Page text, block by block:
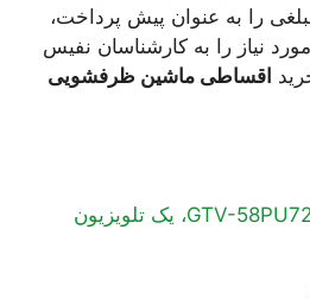
را به عنوان پیش پرداخت،
نیاز را به کارشناسان نفیس
اقساطی ماشین ظرفشویی
جی پلاس مدل GTV-58PU724S، یک تلویزیون